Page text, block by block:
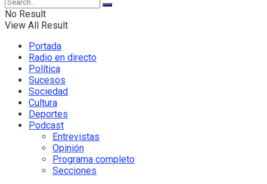
No Result
View All Result
Portada
Radio en directo
Política
Sucesos
Sociedad
Cultura
Deportes
Podcast
Entrevistas
Opinión
Programa completo
Secciones